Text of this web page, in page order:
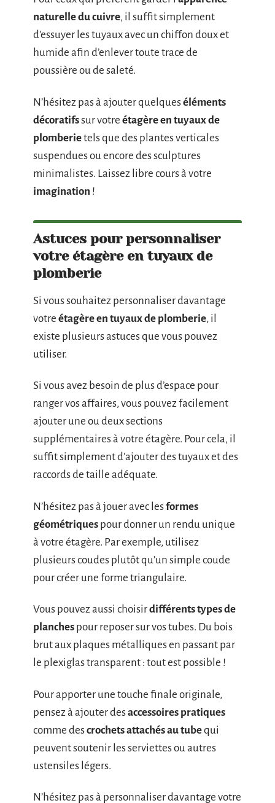
naturelle du cuivre, il suffit simplement
d’essuyer les tuyaux avec un chiffon doux et
humide afin d’enlever toute trace de
poussière ou de saleté.
N’hésitez pas à ajouter quelqueséléments
décoratifssur votre étagère en tuyaux de
plomberietels que des plantes verticales
suspendues ou encore des sculptures
minimalistes. Laissez libre cours à votre
imagination !
Astuces pour personnaliser
votre étagère en tuyaux de
plomberie
Si vous souhaitez personnaliser davantage
votre étagère en tuyaux de plomberie, il
existe plusieurs astuces que vous pouvez
utiliser.
Si vous avez besoin de plus d’espace pour
ranger vos affaires, vous pouvez facilement
ajouter une ou deux sections
supplémentaires à votre étagère. Pour cela, il
suffit simplement d’ajouter des tuyaux et des
raccords de taille adéquate.
N’hésitez pas à jouer avec lesformes
géométriques pour donner un rendu unique
à votre étagère. Par exemple, utilisez
plusieurs coudes plutôt qu’un simple coude
pour créer une forme triangulaire.
Vous pouvez aussi choisirdifférents types de
planches pour reposer sur vos tubes. Du bois
brut aux plaques métalliques en passant par
le plexiglas transparent : tout est possible !
Pour apporter une touche finale originale,
pensez à ajouter desaccessoires pratiques
comme descrochets attachés au tubequi
peuvent soutenir les serviettes ou autres
ustensiles légers.
N’hésitez pas à personnaliser davantage votre